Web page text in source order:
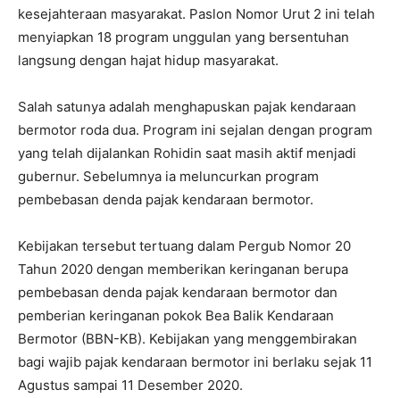
kesejahteraan masyarakat. Paslon Nomor Urut 2 ini telah
menyiapkan 18 program unggulan yang bersentuhan
langsung dengan hajat hidup masyarakat.
Salah satunya adalah menghapuskan pajak kendaraan
bermotor roda dua. Program ini sejalan dengan program
yang telah dijalankan Rohidin saat masih aktif menjadi
gubernur. Sebelumnya ia meluncurkan program
pembebasan denda pajak kendaraan bermotor.
Kebijakan tersebut tertuang dalam Pergub Nomor 20
Tahun 2020 dengan memberikan keringanan berupa
pembebasan denda pajak kendaraan bermotor dan
pemberian keringanan pokok Bea Balik Kendaraan
Bermotor (BBN-KB). Kebijakan yang menggembirakan
bagi wajib pajak kendaraan bermotor ini berlaku sejak 11
Agustus sampai 11 Desember 2020.